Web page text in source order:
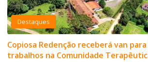
Destaques
Copiosa Redenção receberá van
trabalhos na Comunidade